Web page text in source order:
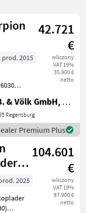
42.721
€
wliczony
VAT 19%
35.900 €
netto
prod. 2015
-
mit
-
D.O.B. & Völk GmbH, Filiale Regensburg
Regensburg
Premium Plus
104.601
€
wliczony
VAT 19%
87.900 €
netto
2025